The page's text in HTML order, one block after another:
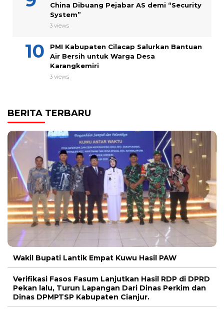
China Dibuang Pejabar AS demi “Security
System”
3 views
PMI Kabupaten Cilacap Salurkan Bantuan
Air Bersih untuk Warga Desa
Karangkemiri
3 views
BERITA TERBARU
Wakil Bupati Lantik Empat Kuwu Hasil PAW
Verifikasi Fasos Fasum Lanjutkan Hasil RDP di DPRD
Pekan lalu, Turun Lapangan Dari Dinas Perkim dan
Dinas DPMPTSP Kabupaten Cianjur.